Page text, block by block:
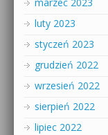
luty 2023
styczeń 2023
grudzień 2022
wrzesień 2022
sierpień 2022
lipiec 2022